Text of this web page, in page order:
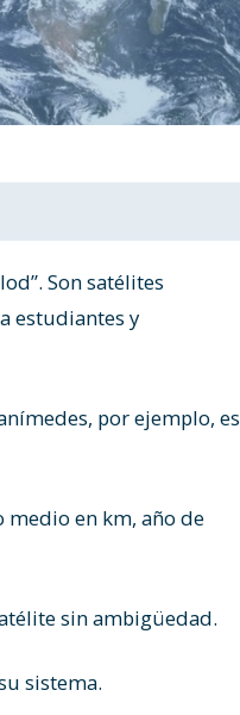
Son satélites
estudiantes y
por ejemplo, es
en km, año de
sin ambigüedad.
sistema.